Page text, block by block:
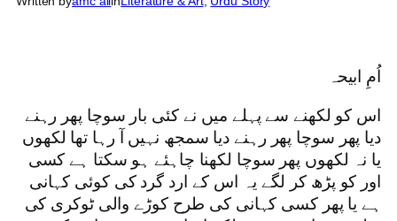
اُمِ ابیحہ
اس کو لکھنے سے پہلے میں نے کئی بار سوچا پھر رہنے
دیا پھر سوچا پھر رہنے دیا سمجھ نہیں آ رہا تھا لکھوں
یا نہ لکھوں پھر سوچا لکھنا چاہئے ہو سکتا ہے کسی
اور کو پڑھ کر لگے یہ اس کے ارد گرد کی کوئی کہانی
ہے یا پھر کسی کہانی کی طرح کوڑے والی ٹوکری کی